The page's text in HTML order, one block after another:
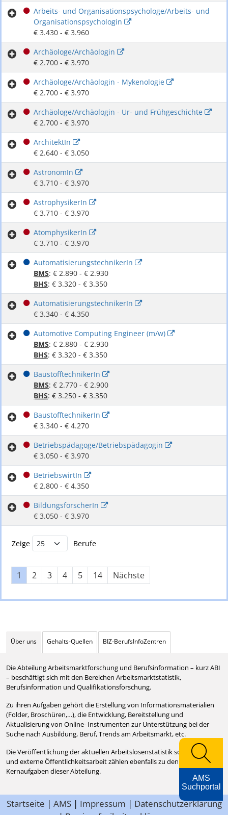
Arbeits- und Organisationspsychologe/Arbeits- und
Organisationspsychologin
€ 3.430 - € 3.960
Archäologe/Archäologin
€ 2.700 - € 3.970
Archäologe/Archäologin - Mykenologie
€ 2.700 - € 3.970
Archäologe/Archäologin - Ur- und Frühgeschichte
€ 2.700 - € 3.970
ArchitektIn
€ 2.640 - € 3.050
AstronomIn
€ 3.710 - € 3.970
AstrophysikerIn
€ 3.710 - € 3.970
AtomphysikerIn
€ 3.710 - € 3.970
AutomatisierungstechnikerIn
BMS: € 2.890 - € 2.930
BHS: € 3.320 - € 3.350
AutomatisierungstechnikerIn
€ 3.340 - € 4.350
Automotive Computing Engineer (m/w)
BMS: € 2.880 - € 2.930
BHS: € 3.320 - € 3.350
BaustofftechnikerIn
BMS: € 2.770 - € 2.900
BHS: € 3.250 - € 3.350
BaustofftechnikerIn
€ 3.340 - € 4.270
Betriebspädagoge/Betriebspädagogin
€ 3.050 - € 3.970
BetriebswirtIn
€ 2.800 - € 4.350
BildungsforscherIn
€ 3.050 - € 3.970
Zeige Berufe
1 2 3 4 5 14 Nächste
Über uns Gehalts-Quellen BIZ-BerufsInfoZentren
Die Abteilung Arbeitsmarktforschung und Berufsinformation – kurz ABI
– beschäftigt sich mit den Bereichen Arbeitsmarktstatistik,
Berufsinformation und Qualifikationsforschung.
Zu ihren Aufgaben gehört die Erstellung von Informationsmaterialien
(Folder, Broschüren,…), die Entwicklung, Bereitstellung und
Aktualisierung von Online- Instrumenten zur Unterstützung bei der
Suche nach Ausbildung, Beruf, Trends am Arbeitsmarkt, etc.
Die Veröffentlichung der aktuellen Arbeitslosenstatistik sowie interne
und externe Öffentlichkeitsarbeit zählen ebenfalls zu den
Kernaufgaben dieser Abteilung.
Startseite | AMS| Impressum | Datenschutzerklärung
AMS
Suchportal